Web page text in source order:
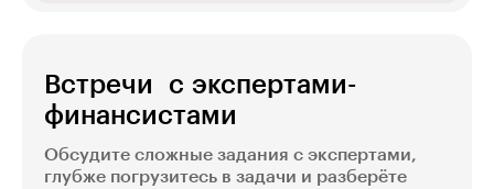
Встречи с экспертами-
финансистами
Обсудите сложные задания с экспертами,
глубже погрузитесь в задачи и разберёте